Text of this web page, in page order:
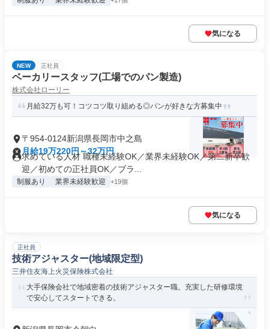
気になる
NEW 正社員
ベーカリースタッフ(工場でのパン製造)
株式会社ローリー
月給32万も可！コツコツ取り組める◎パンが好きな方募集中
〒954-0124新潟県長岡市中之島
月給19万220円～32万円
求めている人材 職種未経験OK／業界未経験OK／第二新卒歓
迎／初めての正社員OK／ブラ...
制服あり 業界未経験歓迎 +19個
気になる
正社員
技術アジャスター(地域限定型)
三井住友海上火災保険株式会社
大手保険会社で地域密着の技術アジャスター職。充実した研修環境
で安心してスタートできる。